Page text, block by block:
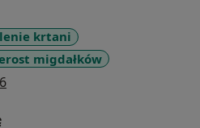
jamy ustnej, gardła,
krtani
migdałków
a11y_sr_more_diseases